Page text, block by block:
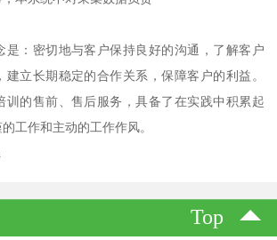
是：密切地与客户保持良好的沟通，了解客户
建立长期稳定的合作关系，保障客户的利益。
训的售前、售后服务，具备了在实践中积累起
工作和主动的工作作风。
Top